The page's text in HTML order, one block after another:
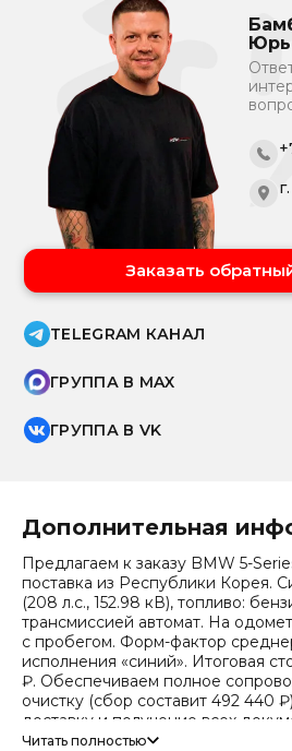
Заказать
TELEGRAM КАНАЛ
ГРУППА В MAX
ГРУППА В VK
Дополнительная
Предлагаем к заказу BMW 5-
поставка из Республики Корея.
(208 л.с., 152.98 кВ), топливо:
трансмиссией автомат. На
с пробегом. Форм-фактор
исполнения «синий». Итоговая
₽. Обеспечиваем полное
очистку (сбор составит 492 440
доставку и получение всех
Читать полностью